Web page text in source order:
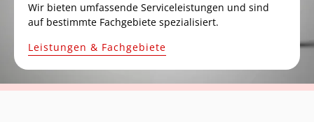
Wir bieten umfassende Serviceleistungen und sind
auf bestimmte Fachgebiete spezialisiert.
Leistungen & Fachgebiete